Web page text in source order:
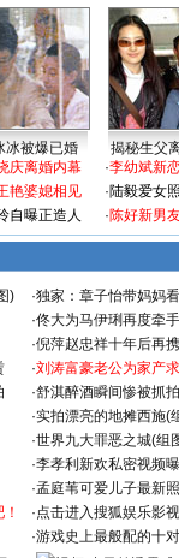
冰被爆已婚
揭秘生父
庆离婚内幕
艳婆媳相见
自曝正造人
·李幼斌新
·陆毅爱女
·陈好新男
) ·独家：章子怡带妈妈
·佟大为马伊琍再度牵
·倪萍赵忠祥十年后再
·刘涛富豪老公为家产
·舒淇醉酒瞬间惨被抓
·实拍漂亮的地摊西施(
·世界九大罪恶之城(组
·李孝利新欢私密视频
·孟庭苇可爱儿子最新
·点击进入搜狐娱乐影
·游戏史上最般配的十